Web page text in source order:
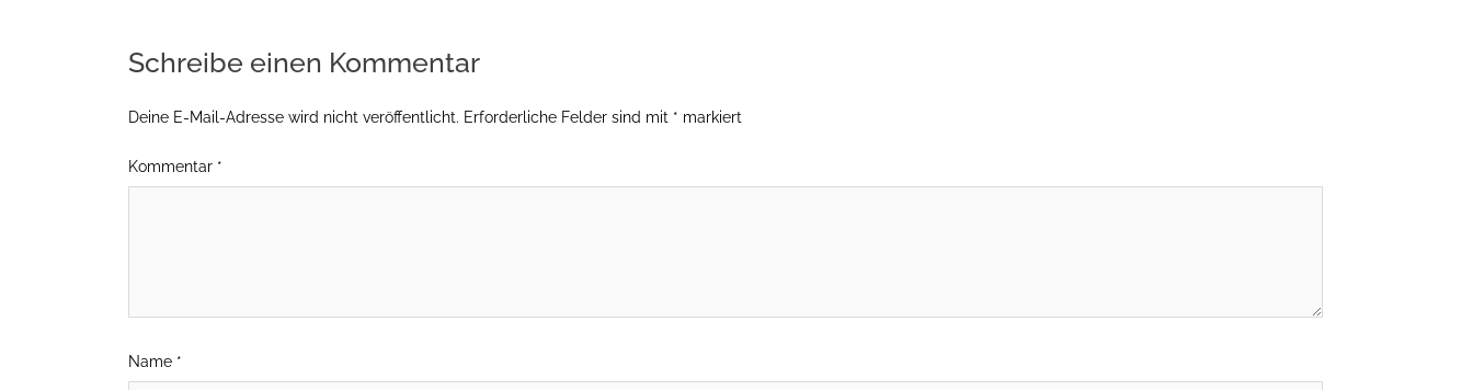
Schreibe einen Kommentar
Deine E-Mail-Adresse wird nicht veröffentlicht. Erforderliche Felder sind mit * markiert
Kommentar *
Name *